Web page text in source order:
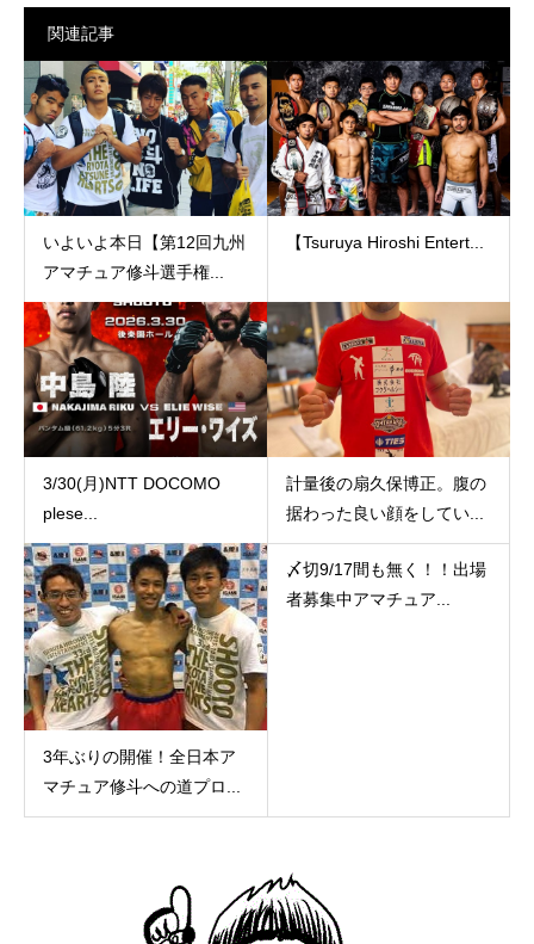
関連記事
いよいよ本日【第12回九州
アマチュア修斗選手権...
【Tsuruya Hiroshi Entert...
3/30(月)NTT DOCOMO
plese...
計量後の扇久保博正。腹の
据わった良い顔をしてい...
3年ぶりの開催！全日本ア
マチュア修斗への道プロ...
〆切9/17間も無く！！出場
者募集中アマチュア...